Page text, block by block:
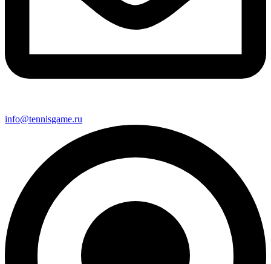
info@tennisgame.ru